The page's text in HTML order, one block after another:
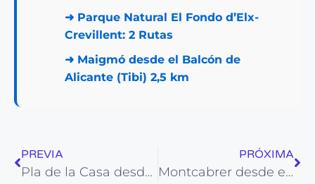
➜ Parque Natural El Fondo d’Elx-
Crevillent: 2 Rutas
➜ Maigmó desde el Balcón de
Alicante (Tibi) 2,5 km
PREVIA
Pla de la Casa desde Fageca: 9,5 km
PRÓXIMA
Montcabrer desde el Pinatell (Bocairent)